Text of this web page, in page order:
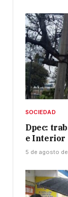
SOCIEDAD
Dpec:
e Interior
5 de agosto